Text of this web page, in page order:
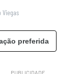
Viegas
preferida